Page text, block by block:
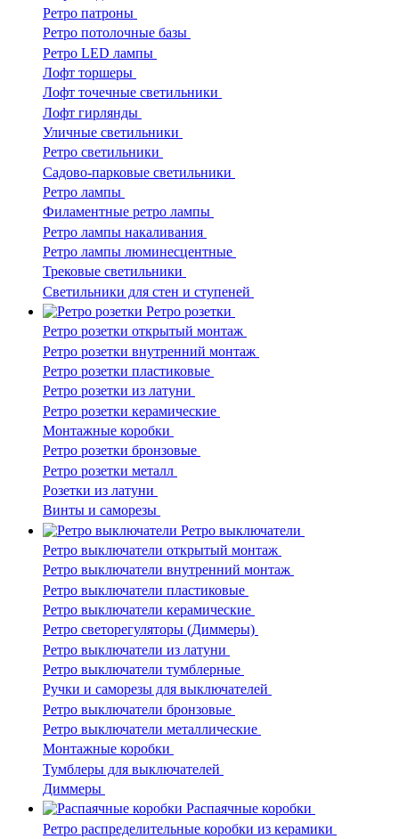
Ретро патроны
Ретро потолочные базы
Ретро LED лампы
Лофт торшеры
Лофт точечные светильники
Лофт гирлянды
Уличные светильники
Ретро светильники
Садово-парковые светильники
Ретро лампы
Филаментные ретро лампы
Ретро лампы накаливания
Ретро лампы люминесцентные
Трековые светильники
Светильники для стен и ступеней
Ретро розетки
Ретро розетки открытый монтаж
Ретро розетки внутренний монтаж
Ретро розетки пластиковые
Ретро розетки из латуни
Ретро розетки керамические
Монтажные коробки
Ретро розетки бронзовые
Ретро розетки металл
Розетки из латуни
Винты и саморезы
Ретро выключатели
Ретро выключатели открытый монтаж
Ретро выключатели внутренний монтаж
Ретро выключатели пластиковые
Ретро выключатели керамические
Ретро светорегуляторы (Диммеры)
Ретро выключатели из латуни
Ретро выключатели тумблерные
Ручки и саморезы для выключателей
Ретро выключатели бронзовые
Ретро выключатели металлические
Монтажные коробки
Тумблеры для выключателей
Диммеры
Распаячные коробки
Ретро распределительные коробки из керамики